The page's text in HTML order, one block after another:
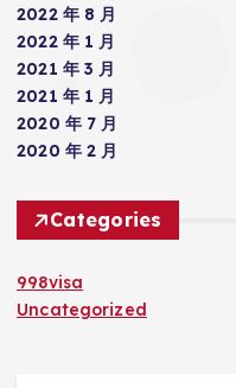
2022 年 8 月
2022 年 1 月
2021 年 3 月
2021 年 1 月
2020 年 7 月
2020 年 2 月
Categories
998visa
Uncategorized